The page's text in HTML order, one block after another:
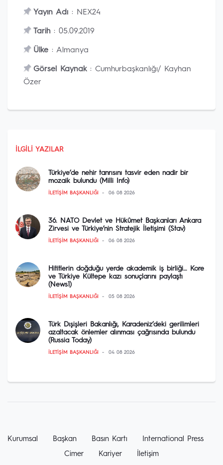
Yayın Adı : NEX24
Tarih : 05.09.2019
Ülke : Almanya
Görsel Kaynak: Cumhurbaşkanlığı/ Kayhan
Özer
İLGILI YAZILAR
Türkiye’de nehir tanrısını tasvir eden nadir bir
mozaik bulundu (Milli Info)
İLETIŞIM BAŞKANLIĞI 06 08 2026
36. NATO Devlet ve Hükûmet Başkanları Ankara
Zirvesi ve Türkiye’nin Stratejik İletişimi (Stav)
İLETIŞIM BAŞKANLIĞI 06 08 2026
Hititlerin doğduğu yerde akademik iş birliği… Kore
ve Türkiye Kültepe kazı sonuçlarını paylaştı
(News1)
İLETIŞIM BAŞKANLIĞI 05 08 2026
Türk Dışişleri Bakanlığı, Karadeniz’deki gerilimleri
azaltacak önlemler alınması çağrısında bulundu
(Russia Today)
İLETIŞIM BAŞKANLIĞI 04 08 2026
Kurumsal Başkan Basın Kartı
International Press
Cimer
Kariyer İletişim